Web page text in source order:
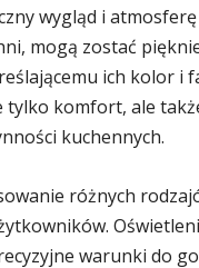
wygląd i atmosferę
mogą zostać
ich kolor i
komfort, ale
kuchennych.
różnych
warunki do